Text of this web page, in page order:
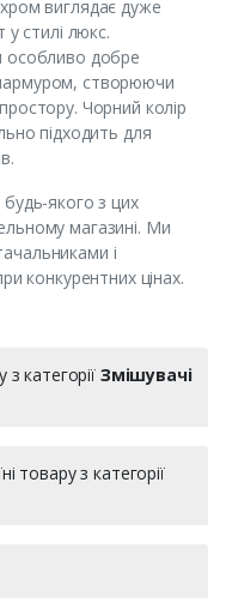
виглядає дуже
у стилі люкс.
особливо добре
створюючи
Чорний колір
підходить для
якого з цих
магазині. Ми
і
конкурентних цінах.
категорії Змішувачі
товару з категорії